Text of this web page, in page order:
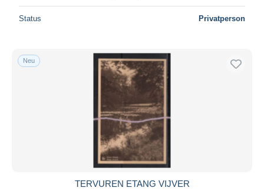
Status Privatperson
Neu
TERVUREN ETANG VIJVER